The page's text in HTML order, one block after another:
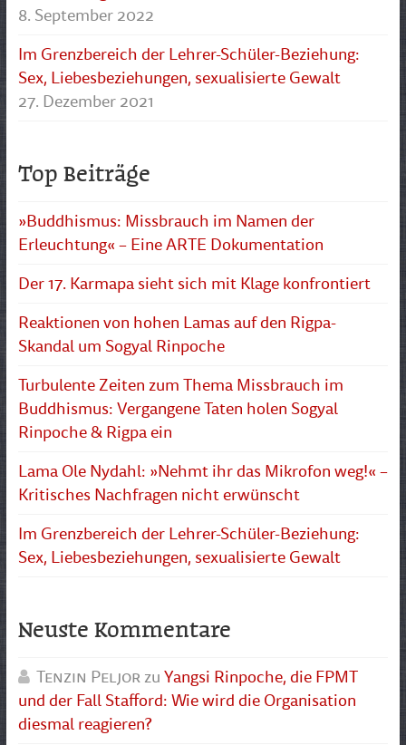
8. September 2022
Im Grenzbereich der Lehrer-Schüler-Beziehung:
Sex, Liebesbeziehungen, sexualisierte Gewalt
27. Dezember 2021
Top Beiträge
»Buddhismus: Missbrauch im Namen der
Erleuchtung« – Eine ARTE Dokumentation
Der 17. Karmapa sieht sich mit Klage konfrontiert
Reaktionen von hohen Lamas auf den Rigpa-
Skandal um Sogyal Rinpoche
Turbulente Zeiten zum Thema Missbrauch im
Buddhismus: Vergangene Taten holen Sogyal
Rinpoche & Rigpa ein
Lama Ole Nydahl: »Nehmt ihr das Mikrofon weg!« –
Kritisches Nachfragen nicht erwünscht
Im Grenzbereich der Lehrer-Schüler-Beziehung:
Sex, Liebesbeziehungen, sexualisierte Gewalt
Neuste Kommentare
Tenzin PeljorzuYangsi Rinpoche, die FPMT
und der Fall Stafford: Wie wird die Organisation
diesmal reagieren?